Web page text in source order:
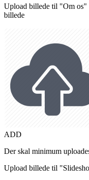
Upload billede til "Om os"
billede
ADD
Der skal minimum
Upload billede til